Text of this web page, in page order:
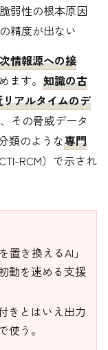
脆弱性の根本原因
精度が出ない
情報源への接
ます。 知識の古
アルタイムのデ
その脅威データ
類のような専門
RCM）で示され
置き換えるAI」
動を速める支援
きとはいえ出力
使う。